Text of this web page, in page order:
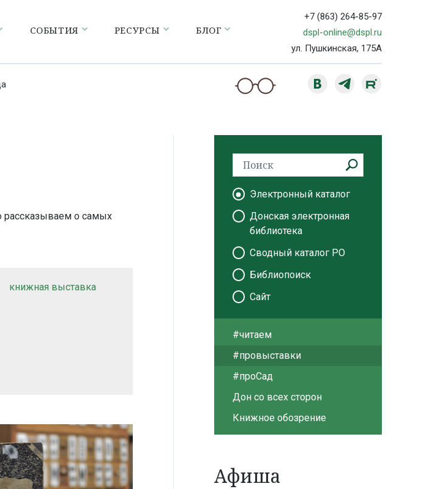
СОБЫТИЯ РЕСУРСЫ БЛОГ
+7 (863) 264-85-97
dspl-online@dspl.ru
ул. Пушкинская, 175А
рассказываем о самых
книжная выставка
Электронный каталог
Донская электронная
библиотека
Сводный каталог РО
Библиопоиск
Сайт
#читаем
#провыставки
#проСад
Дон со всех сторон
Книжное обозрение
Афиша